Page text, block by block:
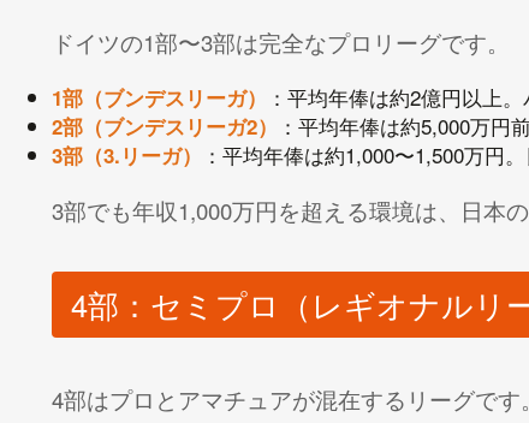
ドイツの1部〜3部は完全なプロリーグです。
1部（ブンデスリーガ） ：平均年俸は約2億円以上
2部（ブンデスリーガ2） ：平均年俸は約5,000万円
3部（3.リーガ） ：平均年俸は約1,000〜1,500万円
3部でも年収1,000万円を超える環境は、日本
4部：セミプロ（レギオナルリー
4部はプロとアマチュアが混在するリーグで